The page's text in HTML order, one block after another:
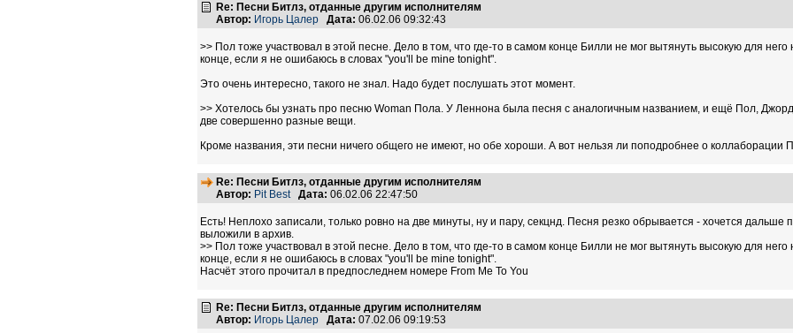
Re: Песни Битлз, отданные другим исполнителям
Автор: Игорь Цалер Дата: 06.02.06 09:32:43
>> Пол тоже участвовал в этой песне. Дело в том, что где-то в самом конце Билли не мог вытянуть высокую для
конце, если я не ошибаюсь в словах "you'll be mine tonight".
Это очень интересно, такого не знал. Надо будет послушать этот момент.
>> Хотелось бы узнать про песню Woman Пола. У Леннона была песня с аналогичным названием, и ещё Пол,
две совершенно разные вещи.
Кроме названия, эти песни ничего общего не имеют, но обе хороши. А вот нельзя ли поподробнее о
Re: Песни Битлз, отданные другим исполнителям
Автор: Pit Best Дата: 06.02.06 22:47:50
Есть! Неплохо записали, только ровно на две минуты, ну и пару, секцнд. Песня резко обрывается - хочется
выложили в архив.
>> Пол тоже участвовал в этой песне. Дело в том, что где-то в самом конце Билли не мог вытянуть высокую для
конце, если я не ошибаюсь в словах "you'll be mine tonight".
Насчёт этого прочитал в предпоследнем номере From Me To You
Re: Песни Битлз, отданные другим исполнителям
Автор: Игорь Цалер Дата: 07.02.06 09:19:53